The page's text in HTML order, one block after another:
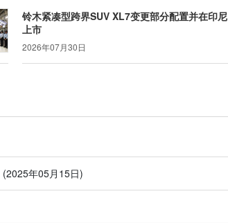
铃木紧凑型跨界SUV XL7变更部分配置并在印尼
上市
2026年07月30日
(2025年05月15日)